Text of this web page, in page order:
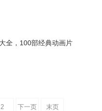
全，100部经典动画片
2 下一页 末页